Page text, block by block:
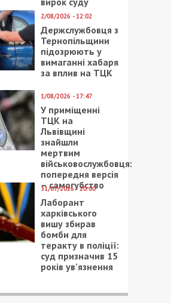
2/08/2026 - 12:02
Держслужбовця з
Тернопільщини
підозрюють у
вимаганні хабаря
за вплив на ТЦК
1/08/2026 - 17:47
У приміщенні
ТЦК на
Львівщині
знайшли
мертвим
військовослужбовця:
попередня версія
– самогубство
31/07/2026 - 20:00
Лаборант
харківського
вишу збирав
бомби для
теракту в поліції:
суд призначив 15
років ув’язнення